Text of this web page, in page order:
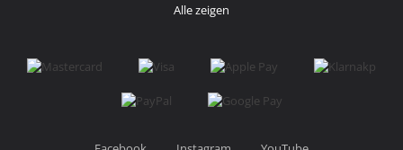
Alle zeigen